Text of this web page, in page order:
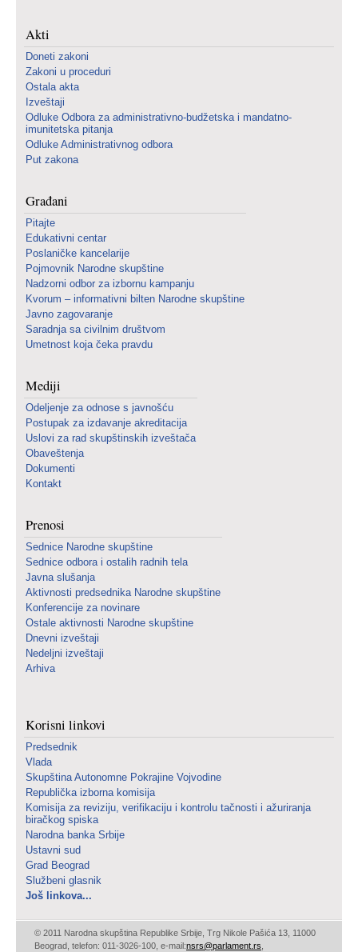
Akti
Doneti zakoni
Zakoni u proceduri
Ostala akta
Izveštaji
Odluke Odbora za administrativno-budžetska i mandatno-
imunitetska pitanja
Odluke Administrativnog odbora
Put zakona
Građani
Pitajte
Edukativni centar
Poslaničke kancelarije
Pojmovnik Narodne skupštine
Nadzorni odbor za izbornu kampanju
Kvorum – informativni bilten Narodne skupštine
Javno zagovaranje
Saradnja sa civilnim društvom
Umetnost koja čeka pravdu
Mediji
Odeljenje za odnose s javnošću
Postupak za izdavanje akreditacija
Uslovi za rad skupštinskih izveštača
Obaveštenja
Dokumenti
Kontakt
Prenosi
Sednice Narodne skupštine
Sednice odbora i ostalih radnih tela
Javna slušanja
Aktivnosti predsednika Narodne skupštine
Konferencije za novinare
Ostale aktivnosti Narodne skupštine
Dnevni izveštaji
Nedeljni izveštaji
Arhiva
Korisni linkovi
Predsednik
Vlada
Skupština Autonomne Pokrajine Vojvodine
Republička izborna komisija
Komisija za reviziju, verifikaciju i kontrolu tačnosti i ažuriranja
biračkog spiska
Narodna banka Srbije
Ustavni sud
Grad Beograd
Službeni glasnik
Još linkova...
© 2011 Narodna skupština Republike Srbije, Trg Nikole Pašića 13, 11000
Beograd, telefon: 011-3026-100, e-mail:nsrs@parlament.rs